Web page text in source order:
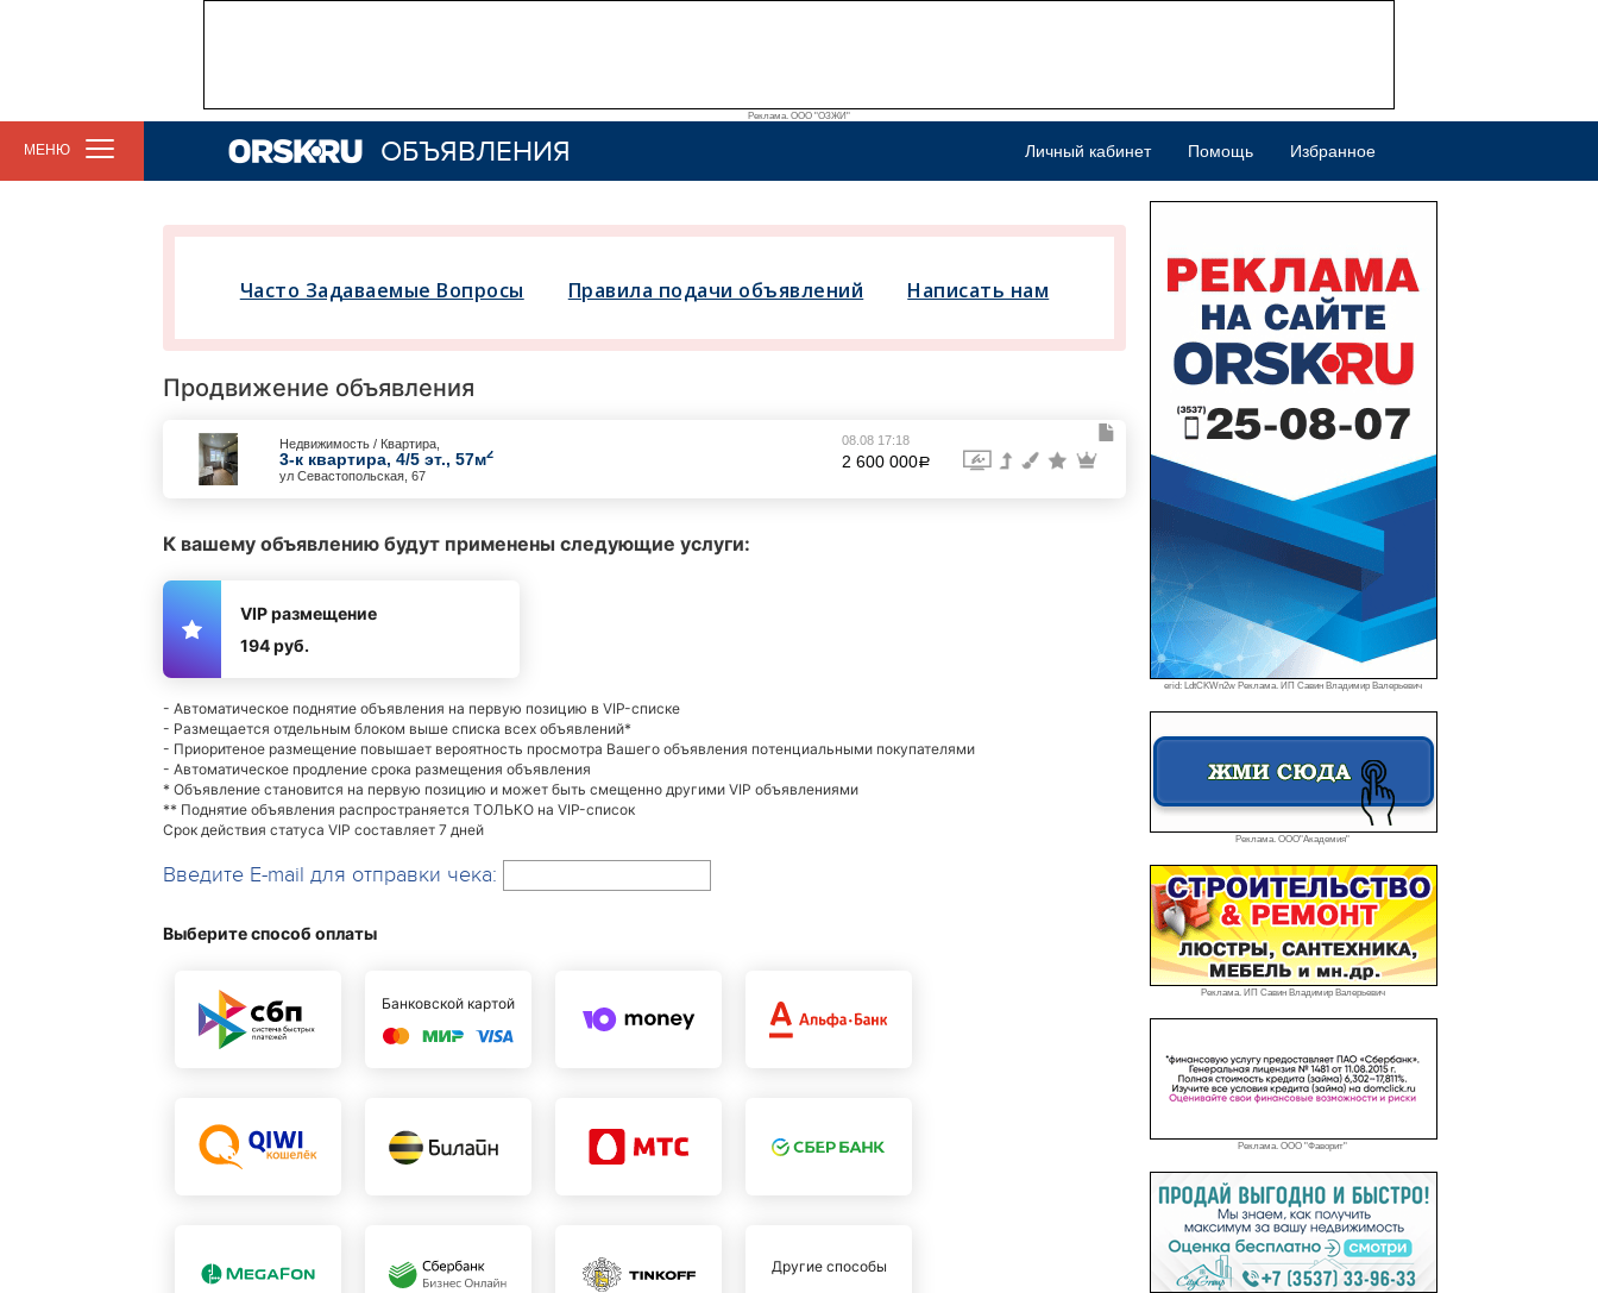
Реклама. ООО "ОЗЖИ"
МЕНЮ ОБЪЯВЛЕНИЯ Личный кабинет Помощь Избранное
erid: LdtCKWn2w Реклама. ИП Савин Владимир Валерьевич
Реклама. ООО"Академия"
Реклама. ИП Савин Владимир Валерьевич
Реклама. ООО "Фаворит"
Часто Задаваемые Вопросы Правила подачи объявлений Написать нам
Продвижение объявления
Недвижимость / Квартира,
3-к квартира, 4/5 эт., 57м2
ул Севастопольская, 67
08.08 17:18
2 600 000a
К вашему объявлению будут применены следующие услуги:
VIP размещение
194 руб.
- Автоматическое поднятие объявления на первую позицию в VIP-списке
- Размещается отдельным блоком выше списка всех объявлений*
- Приоритеное размещение повышает вероятность просмотра Вашего объявления потенциальными покупателями
- Автоматическое продление срока размещения объявления
* Объявление становится на первую позицию и может быть смещенно другими VIP объявлениями
** Поднятие объявления распространяется ТОЛЬКО на VIP-список
Срок действия статуса VIP составляет 7 дней
Введите E-mail для отправки чека:
Выберите способ оплаты
Банковской картой
Другие способы